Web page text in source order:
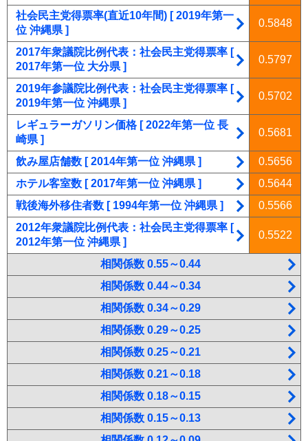
社会民主党得票率(直近10年間) [ 2019年第一
位 沖縄県 ]
0.5848
2017年衆議院比例代表：社会民主党得票率 [
2017年第一位 大分県 ]
0.5797
2019年参議院比例代表：社会民主党得票率 [
2019年第一位 沖縄県 ]
0.5702
レギュラーガソリン価格 [ 2022年第一位 長
崎県 ]
0.5681
飲み屋店舗数 [ 2014年第一位 沖縄県 ]
0.5656
ホテル客室数 [ 2017年第一位 沖縄県 ]
0.5644
戦後海外移住者数 [ 1994年第一位 沖縄県 ]
0.5566
2012年衆議院比例代表：社会民主党得票率 [
2012年第一位 沖縄県 ]
0.5522
相関係数 0.55～0.44
相関係数 0.44～0.34
相関係数 0.34～0.29
相関係数 0.29～0.25
相関係数 0.25～0.21
相関係数 0.21～0.18
相関係数 0.18～0.15
相関係数 0.15～0.13